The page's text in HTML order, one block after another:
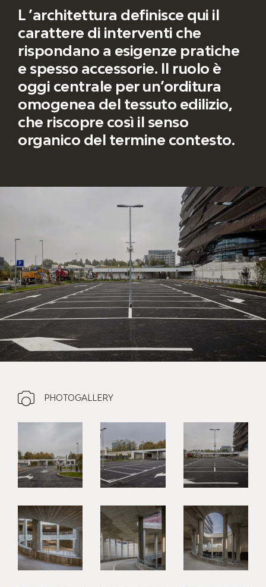
L ’architettura definisce qui il
carattere di interventi che
rispondano a esigenze pratiche
e spesso accessorie. Il ruolo è
oggi centrale per un’orditura
omogenea del tessuto edilizio,
che riscopre così il senso
organico del termine contesto.
PHOTOGALLERY